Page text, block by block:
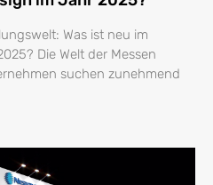
Was ist neu im
Die Welt der Messen
suchen zunehmend